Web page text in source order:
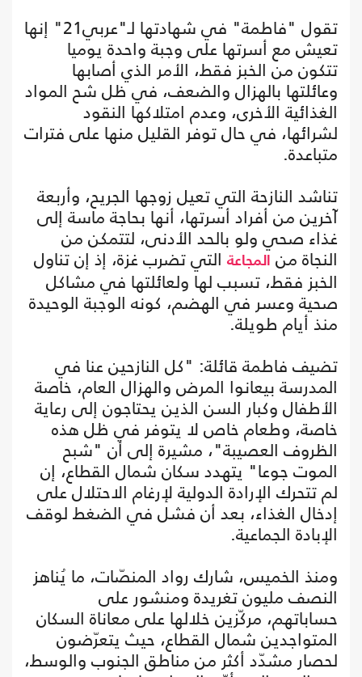
تقول "فاطمة" في شهادتها لـ"عربي21" إنها
تعيش مع أسرتها على وجبة واحدة يوميا
تتكون من الخبز فقط، الأمر الذي أصابها
وعائلتها بالهزال والضعف، في ظل شح المواد
الغذائية الأخرى، وعدم امتلاكها النقود
لشرائها، في حال توفر القليل منها على فترات
متباعدة.
تناشد النازحة التي تعيل زوجها الجريح، وأربعة
آخرين من أفراد أسرتها، أنها بحاجة ماسة إلى
غذاء صحي ولو بالحد الأدنى، لتتمكن من
النجاة من المجاعة التي تضرب غزة، إذ إن تناول
الخبز فقط، تسبب لها ولعائلتها في مشاكل
صحية وعسر في الهضم، كونه الوجبة الوحيدة
منذ أيام طويلة.
تضيف فاطمة قائلة: "كل النازحين عنا في
المدرسة بيعانوا المرض والهزال العام، خاصة
الأطفال وكبار السن الذين يحتاجون إلى رعاية
خاصة، وطعام خاص لا يتوفر في ظل هذه
الظروف العصيبة"، مشيرة إلى أن "شبح
الموت جوعا" يتهدد سكان شمال القطاع، إن
لم تتحرك الإرادة الدولية لإرغام الاحتلال على
إدخال الغذاء، بعد أن فشل في الضغط لوقف
الإبادة الجماعية.
ومنذ الخميس، شارك رواد المنصّات، ما يُناهز
النصف مليون تغريدة ومنشور على
حساباتهم، مركّزين خلالها على معاناة السكان
المتواجدين شمال القطاع، حيث يتعرّضون
لحصار مشدّد أكثر من مناطق الجنوب والوسط،